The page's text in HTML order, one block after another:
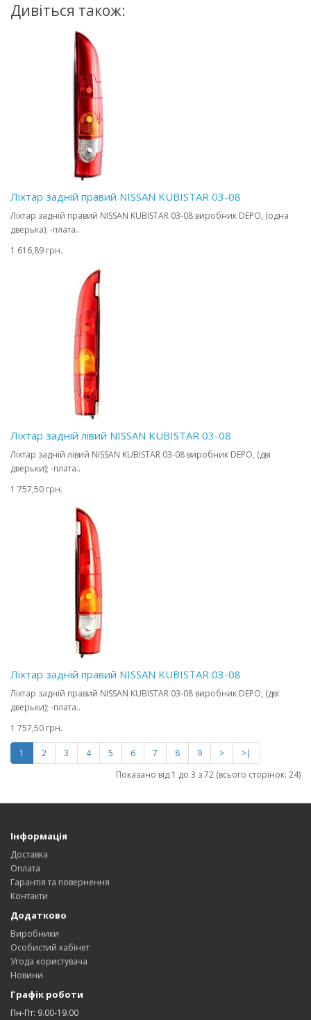
Дивіться також:
Ліхтар задній правий NISSAN KUBISTAR 03-08
Ліхтар задній правий NISSAN KUBISTAR 03-08 виробник DEPO, (одна
дверька); -плата..
1 616,89 грн.
Ліхтар задній лівий NISSAN KUBISTAR 03-08
Ліхтар задній лівий NISSAN KUBISTAR 03-08 виробник DEPO, (дві
дверьки); -плата..
1 757,50 грн.
Ліхтар задній правий NISSAN KUBISTAR 03-08
Ліхтар задній правий NISSAN KUBISTAR 03-08 виробник DEPO, (дві
дверьки); -плата..
1 757,50 грн.
1 2 3 4 5 6 7 8 9 >
>|
Показано від 1 до 3 з 72 (всього сторінок: 24)
Інформація
Доставка
Оплата
Гарантія та повернення
Контакти
Додатково
Виробники
Особистий кабінет
Угода користувача
Новини
Графік роботи
Пн-Пт: 9.00-19.00